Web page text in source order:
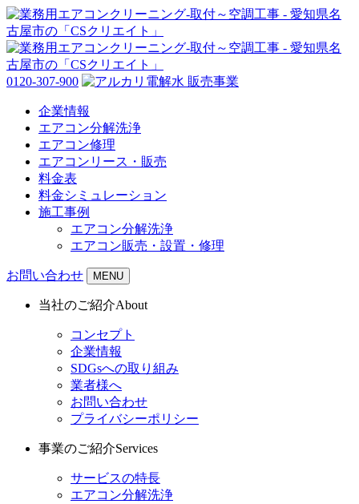
0120-307-900
企業情報
エアコン分解洗浄
エアコン修理
エアコンリース・販売
料金表
料金シミュレーション
施工事例
エアコン分解洗浄
エアコン販売・設置・修理
お問い合わせ MENU
当社のご紹介About
コンセプト
企業情報
SDGsへの取り組み
業者様へ
お問い合わせ
プライバシーポリシー
事業のご紹介Services
サービスの特長
エアコン分解洗浄